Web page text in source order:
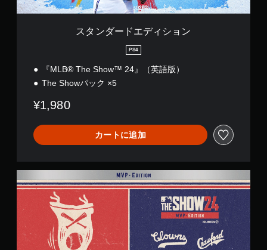
ン
スタンダードエディション
PS4
『MLB® The Show™ 24』（英語版）
The Showパック ×5
¥1,980
カートに追加
V
エ